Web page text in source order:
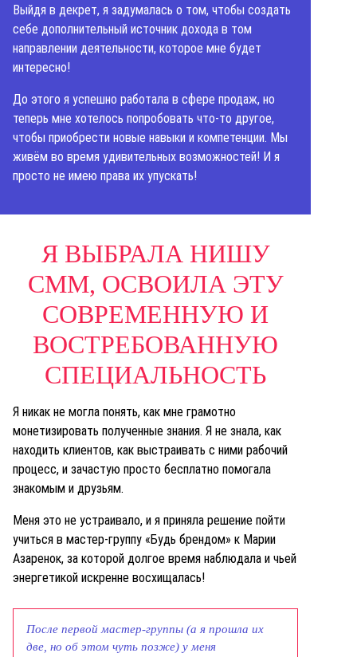
Выйдя в декрет, я задумалась о том, чтобы создать
себе дополнительный источник дохода в том
направлении деятельности, которое мне будет
интересно!
До этого я успешно работала в сфере продаж, но
теперь мне хотелось попробовать что-то другое,
чтобы приобрести новые навыки и компетенции. Мы
живём во время удивительных возможностей! И я
просто не имею права их упускать!
Я ВЫБРАЛА НИШУ
СММ, ОСВОИЛА ЭТУ
СОВРЕМЕННУЮ И
ВОСТРЕБОВАННУЮ
СПЕЦИАЛЬНОСТЬ
Я никак не могла понять, как мне грамотно
монетизировать полученные знания. Я не знала, как
находить клиентов, как выстраивать с ними рабочий
процесс, и зачастую просто бесплатно помогала
знакомым и друзьям.
Меня это не устраивало, и я приняла решение пойти
учиться в мастер-группу «Будь брендом» к Марии
Азаренок, за которой долгое время наблюдала и чьей
энергетикой искренне восхищалась!
После первой мастер-группы (а я прошла их
две, но об этом чуть позже) у меня